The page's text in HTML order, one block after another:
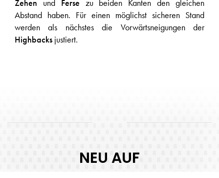
Zehen und Ferse zu beiden Kanten den gleichen
Abstand haben. Für einen möglichst sicheren Stand
werden als nächstes die Vorwärtsneigungen der
Highbacks justiert.
NEU AUF